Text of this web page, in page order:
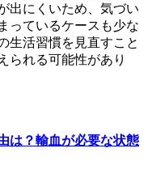
出にくいため、気づい
っているケースも少な
生活習慣を見直すこと
られる可能性があり
は？輸血が必要な状態